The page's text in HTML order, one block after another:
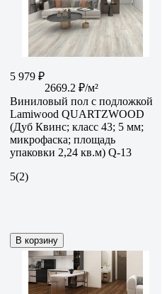
5 979 ₽
2669.2 ₽/м²
Виниловый пол с подложкой
Lamiwood QUARTZWOOD
(Дуб Квинс; класс 43; 5 мм;
микрофаска; площадь
упаковки 2,24 кв.м) Q-13
5(2)
В корзину